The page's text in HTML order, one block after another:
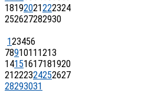
18192021222324
252627282930
123456
7891011 1213
14151617181920
21222324252627
28293031